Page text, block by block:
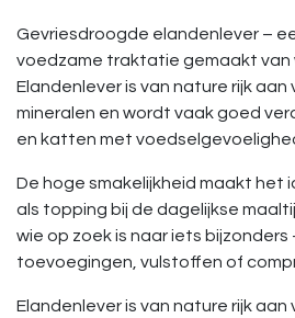
Gevriesdroogde elandenlever –
voedzame traktatie gemaakt van
Elandenlever is van nature rijk aan
mineralen en wordt vaak goed
en katten met
De hoge smakelijkheid maakt het
als topping bij de dagelijkse
wie op zoek is naar iets bijzonders
toevoegingen, vulstoffen of
Elandenlever is van nature rijk aan